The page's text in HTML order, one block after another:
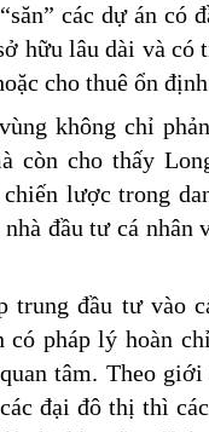
các dự án có
hữu lâu dài và có
cho thuê ổn
không chỉ
còn cho thấy
lược trong
đầu tư cá nhân
trung đầu tư vào
có pháp lý hoàn
tâm. Theo
đại đô thị thì